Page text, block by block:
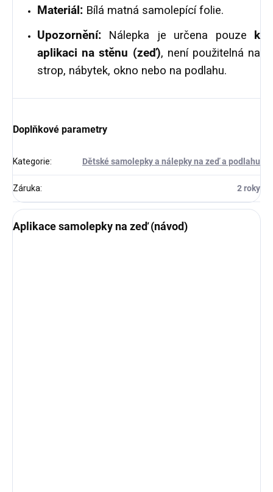
Materiál: Bílá matná samolepící folie.
Upozornění: Nálepka je určena pouze k
aplikaci na stěnu (zeď), není použitelná na
strop, nábytek, okno nebo na podlahu.
Doplňkové parametry
Kategorie: Dětské samolepky a nálepky na zeď a podlahu
Záruka: 2 roky
Aplikace samolepky na zeď (návod)